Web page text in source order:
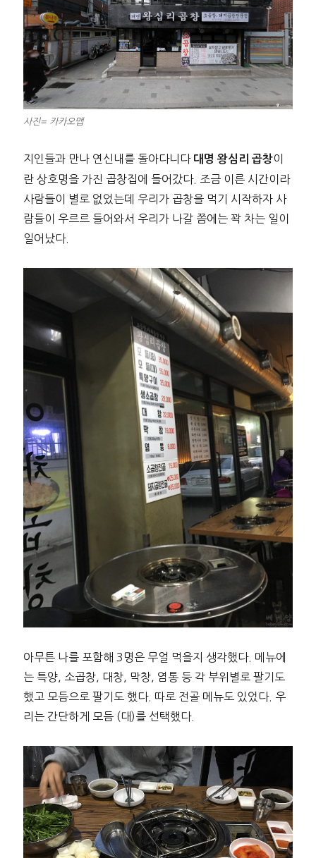
사진= 카카오맵
지인들과 만나 연신내를 돌아다니다 대명 왕심리 곱창이
란 상호명을 가진 곱창집에 들어갔다. 조금 이른 시간이라
사람들이 별로 없었는데 우리가 곱창을 먹기 시작하자 사
람들이 우르르 들어와서 우리가 나갈 쯤에는 꽉 차는 일이
일어났다.
아무튼 나를 포함해 3명은 무얼 먹을지 생각했다. 메뉴에
는 특양, 소곱창, 대창, 막창, 염통 등 각 부위별로 팔기도
했고 모듬으로 팔기도 했다. 따로 전골 메뉴도 있었다. 우
리는 간단하게 모듬 (대)를 선택했다.